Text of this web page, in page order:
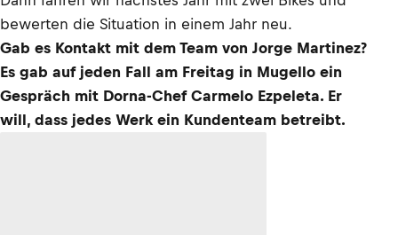
bewerten die Situation in einem Jahr neu.
Gab es Kontakt mit dem Team von Jorge Martinez?
Es gab auf jeden Fall am Freitag in Mugello ein
Gespräch mit Dorna-Chef Carmelo Ezpeleta. Er
will, dass jedes Werk ein Kundenteam betreibt.